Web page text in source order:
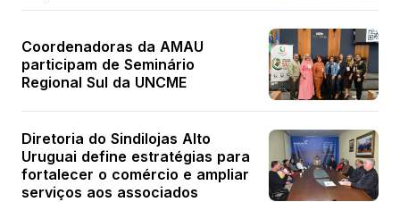
Coordenadoras da AMAU
participam de Seminário
Regional Sul da UNCME
Diretoria do Sindilojas Alto
Uruguai define estratégias para
fortalecer o comércio e ampliar
serviços aos associados